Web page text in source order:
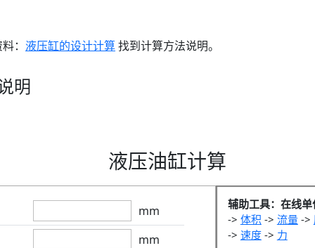
： 液压缸的设计计算找到计算方法说明。
明
液压油缸计算
mm
mm
辅助工具：在线单
-> 体积 -> 流量->
-> 速度-> 力